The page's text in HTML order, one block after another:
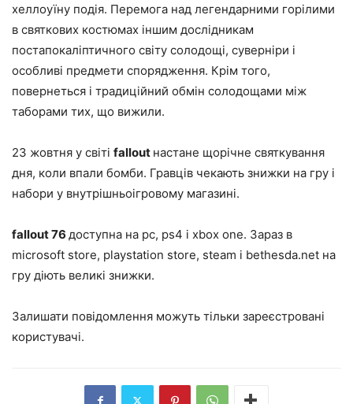
хеллоуїну подія. Перемога над легендарними горілими
в святкових костюмах іншим дослідникам
постапокаліптичного світу солодощі, суверніри і
особливі предмети спорядження. Крім того,
повернеться і традиційний обмін солодощами між
таборами тих, що вижили.
23 жовтня у світі fallout настане щорічне святкування
дня, коли впали бомби. Гравців чекають знижки на гру і
набори у внутрішньоігровому магазині.
fallout 76 доступна на pc, ps4 і xbox one. Зараз в
microsoft store, playstation store, steam і bethesda.net на
гру діють великі знижки.
Залишати повідомлення можуть тільки зареєстровані
користувачі.